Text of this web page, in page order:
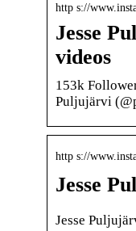
http s://
Jesse
videos
153k
Puljujärvi
http s://
Jesse
Jesse